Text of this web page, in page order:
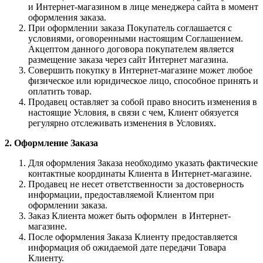
и Интернет-магазином в лице менеджера сайта в момент
оформления заказа.
При оформлении заказа Покупатель соглашается с
условиями, оговоренными настоящим Соглашением.
Акцептом данного договора покупателем является
размещение заказа через сайт Интернет магазина.
Совершить покупку в Интернет-магазине может любое
физическое или юридическое лицо, способное принять и
оплатить товар.
Продавец оставляет за собой право вносить изменения в
настоящие Условия, в связи с чем, Клиент обязуется
регулярно отслеживать изменения в Условиях.
2. Оформление Заказа
Для оформления Заказа необходимо указать фактические
контактные координаты Клиента в Интернет-магазине.
Продавец не несет ответственности за достоверность
информации, предоставляемой Клиентом при
оформлении заказа.
Заказ Клиента может быть оформлен в Интернет-
магазине.
После оформления Заказа Клиенту предоставляется
информация об ожидаемой дате передачи Товара
Клиенту.